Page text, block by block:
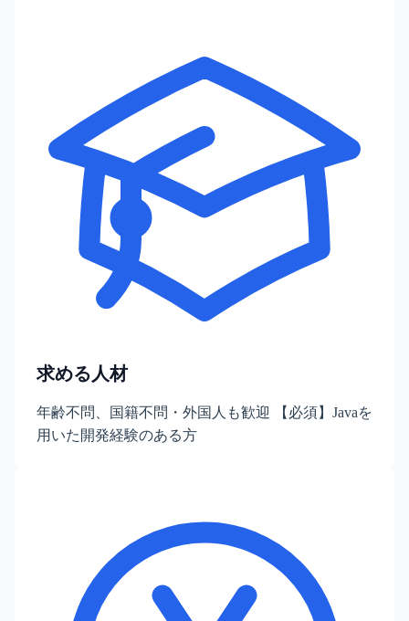
求める人材
年齢不問、国籍不問・外国人も歓迎 【必須】Javaを
用いた開発経験のある方